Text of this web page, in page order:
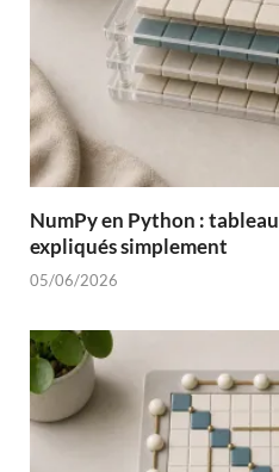
NumPy en Python :
expliqués simplement
05/06/2026